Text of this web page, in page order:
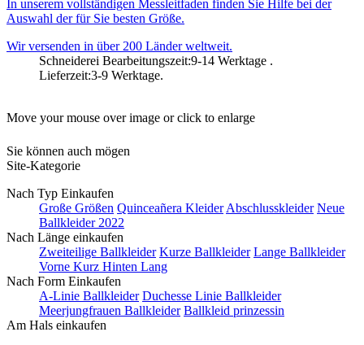
In unserem vollständigen Messleitfaden finden Sie Hilfe bei der
Auswahl der für Sie besten Größe.
Wir versenden in über 200 Länder weltweit.
Schneiderei Bearbeitungszeit:9-14 Werktage .
Lieferzeit:3-9 Werktage.
Move your mouse over image or click to enlarge
Sie können auch mögen
Site-Kategorie
Nach Typ Einkaufen
Große Größen Quinceañera KleiderAbschlusskleider Neue
Ballkleider 2022
Nach Länge einkaufen
Zweiteilige Ballkleider Kurze Ballkleider Lange Ballkleider
Vorne Kurz Hinten Lang
Nach Form Einkaufen
A-Linie Ballkleider Duchesse Linie Ballkleider
Meerjungfrauen Ballkleider Ballkleid prinzessin
Am Hals einkaufen